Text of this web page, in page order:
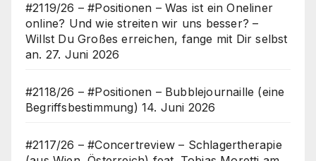
#2119/26 – #Positionen – Was ist ein Oneliner
online? Und wie streiten wir uns besser? –
Willst Du Großes erreichen, fange mit Dir selbst
an. 27. Juni 2026
#2118/26 – #Positionen – Bubblejournaille (eine
Begriffsbestimmung) 14. Juni 2026
#2117/26 – #Concertreview – Schlagertherapie